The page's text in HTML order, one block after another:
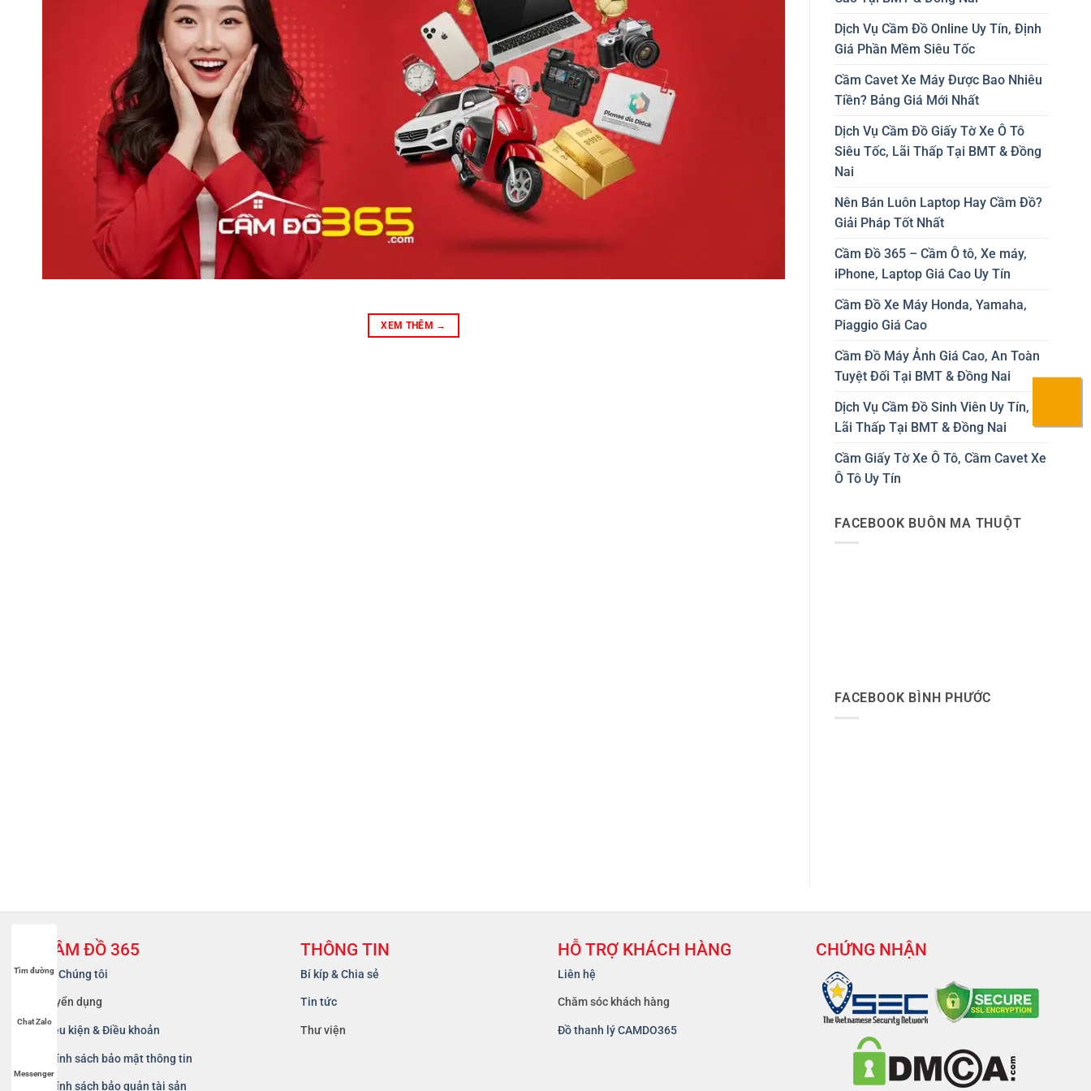
XEM THÊM →
Dịch Vụ Cầm Đồ Online Uy Tín, Định
Giá Phần Mềm Siêu Tốc
Cầm Cavet Xe Máy Được Bao Nhiêu
Tiền? Bảng Giá Mới Nhất
Dịch Vụ Cầm Đồ Giấy Tờ Xe Ô Tô
Siêu Tốc, Lãi Thấp Tại BMT & Đồng
Nai
Nên Bán Luôn Laptop Hay Cầm Đồ?
Giải Pháp Tốt Nhất
Cầm Đồ 365 – Cầm Ô tô, Xe máy,
iPhone, Laptop Giá Cao Uy Tín
Cầm Đồ Xe Máy Honda, Yamaha,
Piaggio Giá Cao
Cầm Đồ Máy Ảnh Giá Cao, An Toàn
Tuyệt Đối Tại BMT & Đồng Nai
Dịch Vụ Cầm Đồ Sinh Viên Uy Tín,
Lãi Thấp Tại BMT & Đồng Nai
Cầm Giấy Tờ Xe Ô Tô, Cầm Cavet Xe
Ô Tô Uy Tín
FACEBOOK BUÔN MA THUỘT
FACEBOOK BÌNH PHƯỚC
CẦM ĐỒ 365
Về Chúng tôi
Tuyển dụng
Điều kiện & Điều khoản
Chính sách bảo mật thông tin
Chính sách bảo quản tài sản
THÔNG TIN
Bí kíp & Chia sẻ
Tin tức
Thư viện
HỖ TRỢ KHÁCH HÀNG
Liên hệ
Chăm sóc khách hàng
Đồ thanh lý CAMDO365
CHỨNG NHẬN
Tìm đường
Chat Zalo
Messenger